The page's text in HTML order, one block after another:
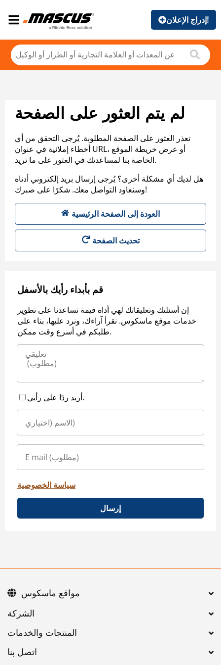
إدراج الإعلان!
لم يتم العثور على الصفحة
تعذر العثور على الصفحة المطلوبة. يُرجى التحقق من أي
أخطاء إملائية في عنوان URL، أو عرض خريطة الموقع
الخاصة بنا لمساعدتك في العثور على ما تريد.
هل لديك أي مشكلة أخرى؟ يُرجى إرسال بريد إلكتروني أدناه
وسنعاود التواصل معك. شكرًا على صبرك!
العودة إلى الصفحة الرئيسية
تحديث الصفحة
قم بأبداء رأيك بالأسفل
إن أسئلتك وتعليقاتك لهي أداة قيمة تساعدنا على تطوير
خدمات موقع ماسكوس. نقرأ آراءك، ونرد عليها، بناء على
طلبكم في أسرع وقت ممكن.
أريد ردًا على رأيي.
سياسة الخصوصية
إرسال
اتصل بنا
مواقع ماسكوس